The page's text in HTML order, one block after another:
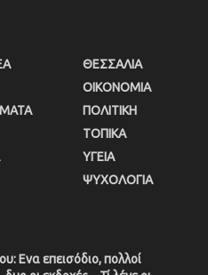
ΘΕΣΣΑΛΙΑ
ΟΙΚΟΝΟΜΙΑ
ΠΟΛΙΤΙΚΗ
ΤΟΠΙΚΑ
ΥΓΕΙΑ
ΨΥΧΟΛΟΓΙΑ
Ενα επεισόδιο, πολλοί